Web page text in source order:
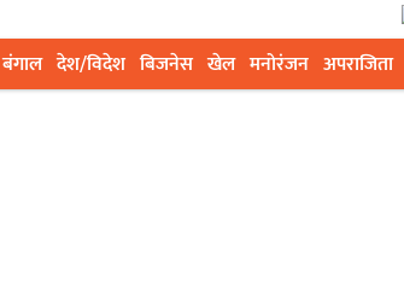
बंगाल देश/विदेश बिजनेस खेल मनोरंजन अपराजिता